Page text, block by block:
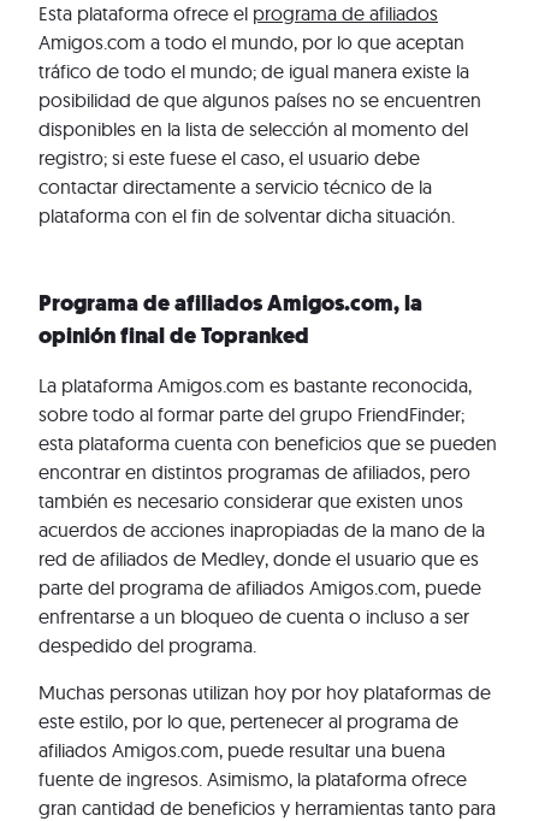
Esta plataforma ofrece el programa de afiliados
Amigos.com a todo el mundo, por lo que aceptan
tráfico de todo el mundo; de igual manera existe la
posibilidad de que algunos países no se encuentren
disponibles en la lista de selección al momento del
registro; si este fuese el caso, el usuario debe
contactar directamente a servicio técnico de la
plataforma con el fin de solventar dicha situación.
Programa de afiliados Amigos.com, la
opinión final de Topranked
La plataforma Amigos.com es bastante reconocida,
sobre todo al formar parte del grupo FriendFinder;
esta plataforma cuenta con beneficios que se pueden
encontrar en distintos programas de afiliados, pero
también es necesario considerar que existen unos
acuerdos de acciones inapropiadas de la mano de la
red de afiliados de Medley, donde el usuario que es
parte del programa de afiliados Amigos.com, puede
enfrentarse a un bloqueo de cuenta o incluso a ser
despedido del programa.
Muchas personas utilizan hoy por hoy plataformas de
este estilo, por lo que, pertenecer al programa de
afiliados Amigos.com, puede resultar una buena
fuente de ingresos. Asimismo, la plataforma ofrece
gran cantidad de beneficios y herramientas tanto para